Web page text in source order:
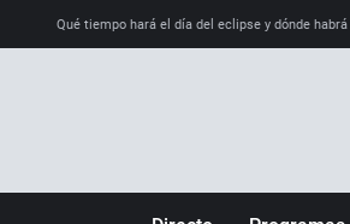
Qué tiempo hará el día del eclipse y dónde habrá